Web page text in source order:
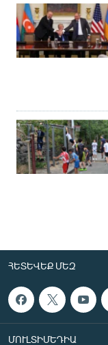
ՀԵՏԵՎԵՔ ՄԵԶ
ՄՈՒԼՏԻՄԵԴԻԱ